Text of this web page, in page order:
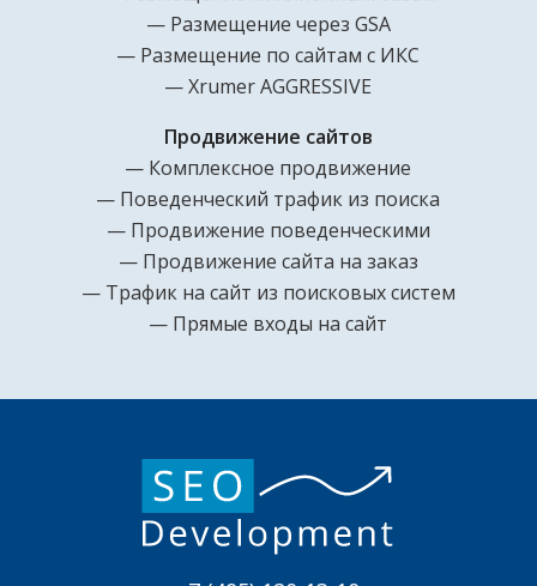
Размещение через GSA
Размещение по сайтам с ИКС
Xrumer AGGRESSIVE
Продвижение сайтов
Комплексное продвижение
Поведенческий трафик из поиска
Продвижение поведенческими
Продвижение сайта на заказ
Трафик на сайт из поисковых систем
Прямые входы на сайт